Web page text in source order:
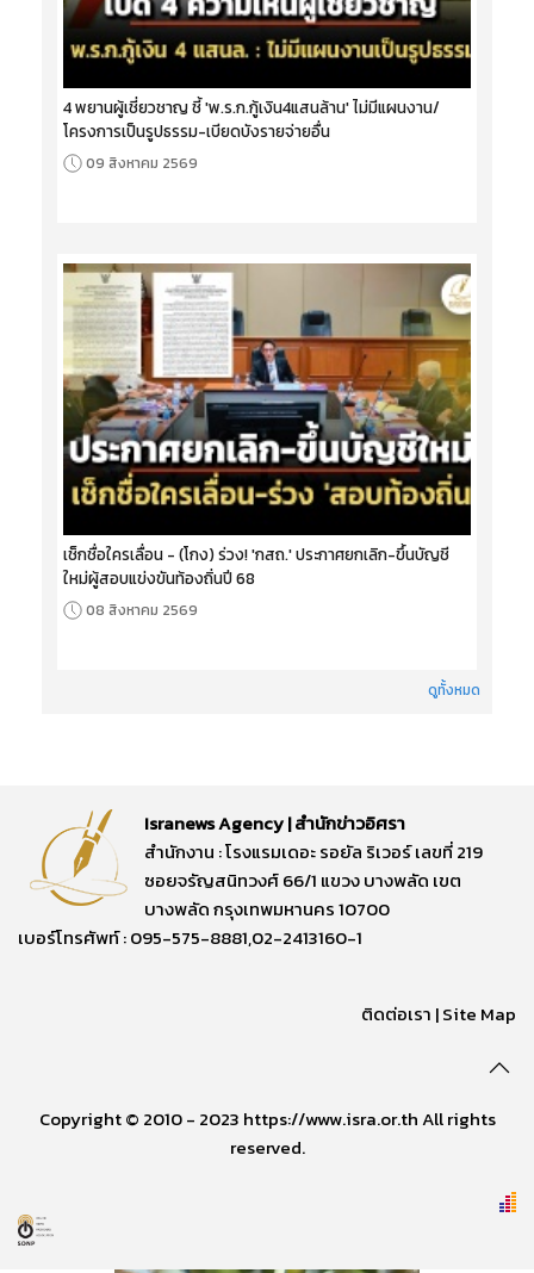
4 พยานผู้เชี่ยวชาญ ชี้ 'พ.ร.ก.กู้เงิน4แสนล้าน' ไม่มีแผนงาน/
โครงการเป็นรูปธรรม-เบียดบังรายจ่ายอื่น
09 สิงหาคม 2569
เช็กชื่อใครเลื่อน - (โกง) ร่วง! 'กสถ.' ประกาศยกเลิก-ขึ้นบัญชี
ใหม่ผู้สอบแข่งขันท้องถิ่นปี 68
08 สิงหาคม 2569
ดูทั้งหมด
Isranews Agency | สำนักข่าวอิศรา
สำนักงาน : โรงแรมเดอะ รอยัล ริเวอร์ เลขที่ 219
ซอยจรัญสนิทวงศ์ 66/1 แขวง บางพลัด เขต
บางพลัด กรุงเทพมหานคร 10700
เบอร์โทรศัพท์ : 095-575-8881,02-2413160-1
ติดต่อเรา |Site Map
Copyright © 2010 - 2023 https://www.isra.or.th All rights
reserved.